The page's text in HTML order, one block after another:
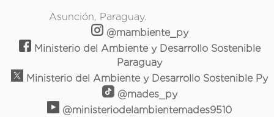
Asunción, Paraguay.
@mambiente_py
Ministerio del Ambiente y Desarrollo Sostenible
Paraguay
Ministerio del Ambiente y Desarrollo Sostenible Py
@mades_py
@ministeriodelambientemades9510